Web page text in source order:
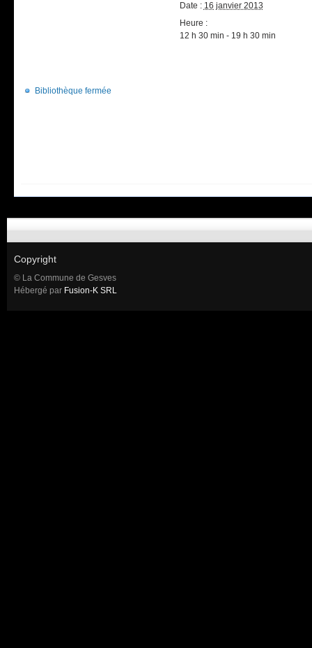
Date : 16 janvier 2013
Heure :
12 h 30 min - 19 h 30 min
Bibliothèque fermée
Copyright
© La Commune de Gesves
Hébergé par Fusion-K SRL